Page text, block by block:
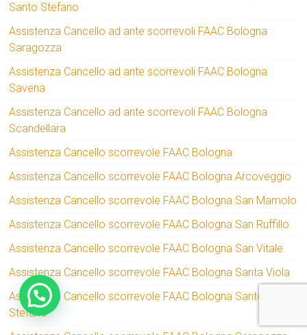
Santo Stefano
Assistenza Cancello ad ante scorrevoli FAAC Bologna
Saragozza
Assistenza Cancello ad ante scorrevoli FAAC Bologna
Savena
Assistenza Cancello ad ante scorrevoli FAAC Bologna
Scandellara
Assistenza Cancello scorrevole FAAC Bologna
Assistenza Cancello scorrevole FAAC Bologna Arcoveggio
Assistenza Cancello scorrevole FAAC Bologna San Mamolo
Assistenza Cancello scorrevole FAAC Bologna San Ruffillo
Assistenza Cancello scorrevole FAAC Bologna San Vitale
Assistenza Cancello scorrevole FAAC Bologna Santa Viola
Assistenza Cancello scorrevole FAAC Bologna Santo
Stefano